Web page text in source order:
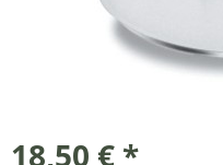
18,50 € *